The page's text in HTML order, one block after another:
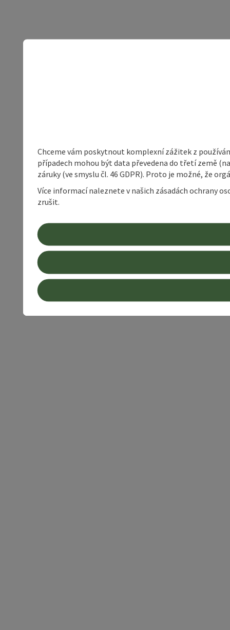
Chceme vám poskytnout komplexní zážitek z
případech mohou být data převedena do třetí země
záruky (ve smyslu čl. 46 GDPR). Proto je možné, že
Více informací naleznete v našich zásadách ochrany
zrušit.